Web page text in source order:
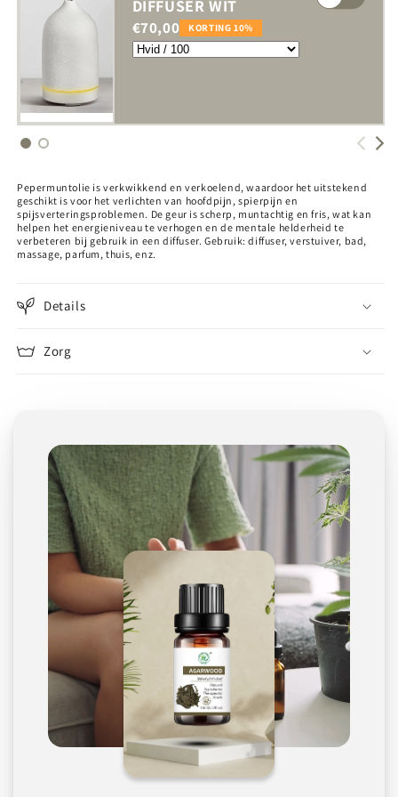
DIFFUSER WIT
€70,00 KORTING 10%
Pepermuntolie is verkwikkend en verkoelend, waardoor het uitstekend
geschikt is voor het verlichten van hoofdpijn, spierpijn en
spijsverteringsproblemen. De geur is scherp, muntachtig en fris, wat kan
helpen het energieniveau te verhogen en de mentale helderheid te
verbeteren bij gebruik in een diffuser. Gebruik: diffuser, verstuiver, bad,
massage, parfum, thuis, enz.
Details
Zorg